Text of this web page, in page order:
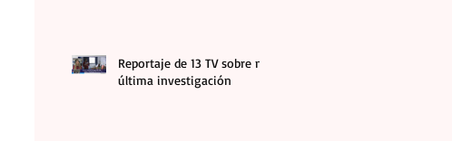
Reportaje de 13 TV sobre mi
última investigación